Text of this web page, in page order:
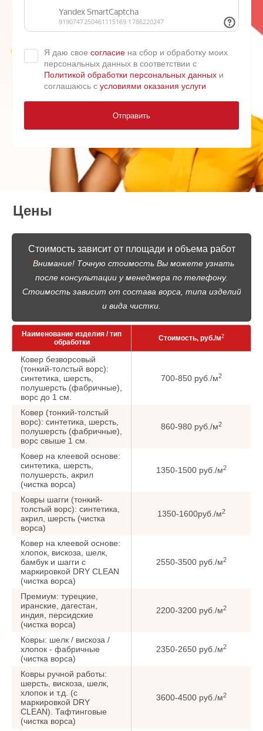
Отправить
Я даю свое согласие на сбор и обработку моих
персональных данных в соответствии с
Политикой обработки персональных данных и
соглашаюсь с условиями оказания услуги
Цены
Стоимость зависит от площади и объема работ
*Внимание! Точную стоимость Вы можете узнать
после консультации у менеджера по телефону.
Стоимость зависит от состава ворса, типа изделий
и вида чистки.
Наименование изделия / тип
обработки
Стоимость, руб./м2
Ковер безворсовый
(тонкий-толстый ворс):
синтетика, шерсть,
полушерсть (фабричные),
ворс до 1 см.
700-850 руб./м2
Ковер (тонкий-толстый
ворс): синтетика, шерсть,
полушерсть (фабричные),
ворс cвыше 1 см.
860-980 руб./м2
Ковер на клеевой основе:
синтетика, шерсть,
полушерсть, акрил
(чистка ворса)
1350-1500 руб./м2
Ковры шагги (тонкий-
толстый ворс): синтетика,
акрил, шерсть (чистка
ворса)
1350-1600руб./м2
Ковер на клеевой основе:
хлопок, вискоза, шелк,
бамбук и шагги с
маркировкой DRY CLEAN
(чистка ворса)
2550-3500 руб./м2
Премиум: турецкие,
иранские, дагестан,
индия, персидские
(чистка ворса)
2200-3200 руб./м2
Ковры: шелк / вискоза /
хлопок - фабричные
(чистка ворса)
2350-2650 руб./м2
Ковры ручной работы:
шерсть, вискоза, шелк,
хлопок и т.д. (с
маркировкой DRY
CLEAN). Тафтинговые
(чистка ворса)
3600-4500 руб./м2